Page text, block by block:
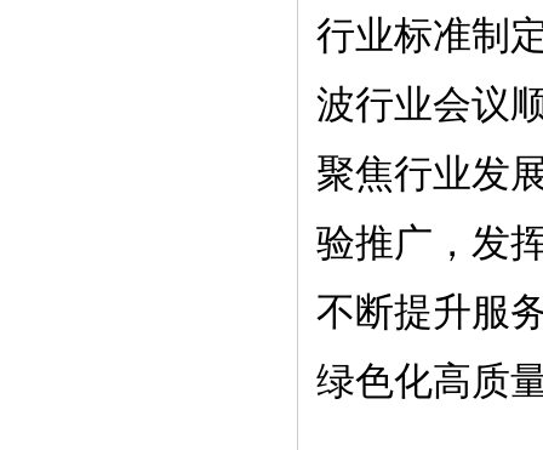
行业标准制
波行业会议
聚焦行业发
验推广，发
不断提升服
绿色化高质